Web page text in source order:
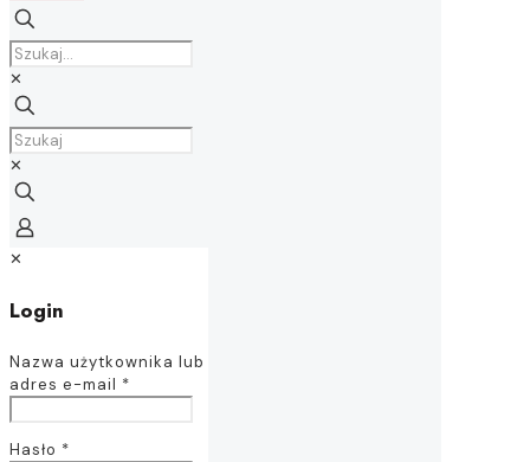
✕
✕
✕
Login
Nazwa użytkownika lub
adres e-mail *
Hasło *